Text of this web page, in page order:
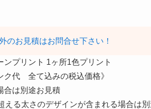
のお見積はお問合せ下さい！
ンプリント 1ヶ所1色プリント
ク代 全て込みの税込価格》
合は別途お見積
る太さのデザインが含まれる場合は別